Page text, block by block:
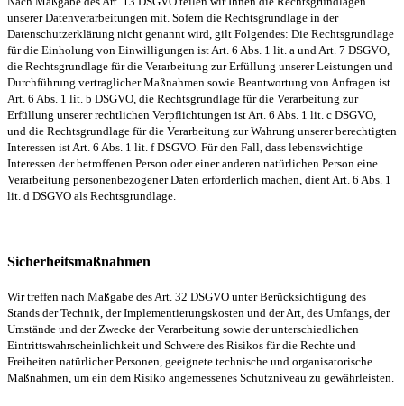
unserer Datenverarbeitungen mit. Sofern die Rechtsgrundlage in der
Datenschutzerklärung nicht genannt wird, gilt Folgendes: Die Rechtsgrundlage
für die Einholung von Einwilligungen ist Art. 6 Abs. 1 lit. a und Art. 7 DSGVO,
die Rechtsgrundlage für die Verarbeitung zur Erfüllung unserer Leistungen und
Durchführung vertraglicher Maßnahmen sowie Beantwortung von Anfragen ist
Art. 6 Abs. 1 lit. b DSGVO, die Rechtsgrundlage für die Verarbeitung zur
Erfüllung unserer rechtlichen Verpflichtungen ist Art. 6 Abs. 1 lit. c DSGVO,
und die Rechtsgrundlage für die Verarbeitung zur Wahrung unserer berechtigten
Interessen ist Art. 6 Abs. 1 lit. f DSGVO. Für den Fall, dass lebenswichtige
Interessen der betroffenen Person oder einer anderen natürlichen Person eine
Verarbeitung personenbezogener Daten erforderlich machen, dient Art. 6 Abs. 1
lit. d DSGVO als Rechtsgrundlage.
Sicherheitsmaßnahmen
Wir treffen nach Maßgabe des Art. 32 DSGVO unter Berücksichtigung des
Stands der Technik, der Implementierungskosten und der Art, des Umfangs, der
Umstände und der Zwecke der Verarbeitung sowie der unterschiedlichen
Eintrittswahrscheinlichkeit und Schwere des Risikos für die Rechte und
Freiheiten natürlicher Personen, geeignete technische und organisatorische
Maßnahmen, um ein dem Risiko angemessenes Schutzniveau zu gewährleisten.